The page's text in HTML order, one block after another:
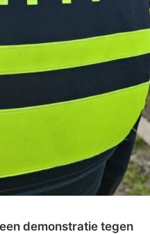
demonstratie tegen